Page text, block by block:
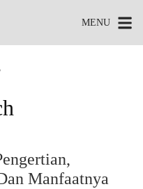
MENU
Manfaatnya